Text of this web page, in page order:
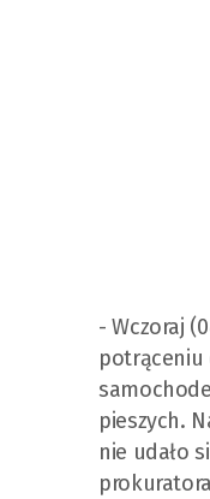
- Wczoraj
potrąceniu
pieszych.
nie udało